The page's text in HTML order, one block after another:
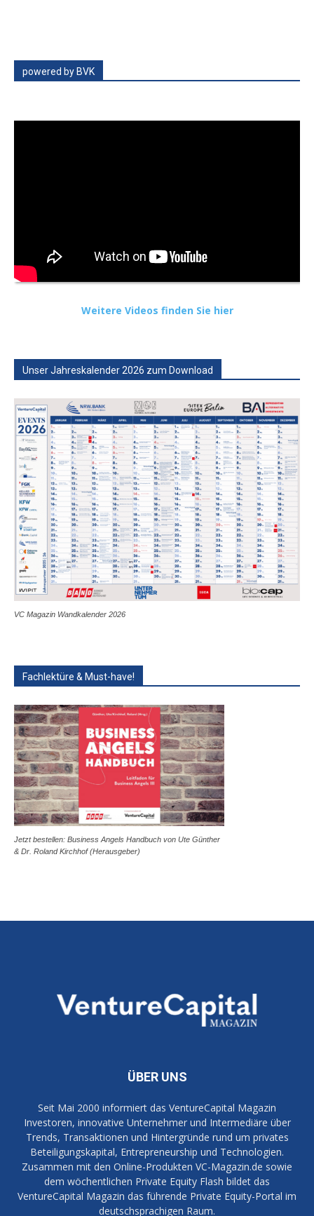
powered by BVK
Weitere Videos finden Sie hier
Unser Jahreskalender 2026 zum Download
VC Magazin Wandkalender 2026
Fachlektüre & Must-have!
Jetzt bestellen: Business Angels Handbuch von Ute Günther
& Dr. Roland Kirchhof (Herausgeber)
ÜBER UNS
Seit Mai 2000 informiert das VentureCapital Magazin
Investoren, innovative Unternehmer und Intermediäre über
Trends, Transaktionen und Hintergründe rund um privates
Beteiligungskapital, Entrepreneurship und Technologien.
Zusammen mit den Online-Produkten VC-Magazin.de sowie
dem wöchentlichen Private Equity Flash bildet das
VentureCapital Magazin das führende Private Equity-Portal im
deutschsprachigen Raum.